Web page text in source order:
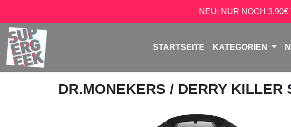
NEU: NUR NOCH
STARTSEITE KATEGORIEN
DR.MONEKERS / DERRY KILLER